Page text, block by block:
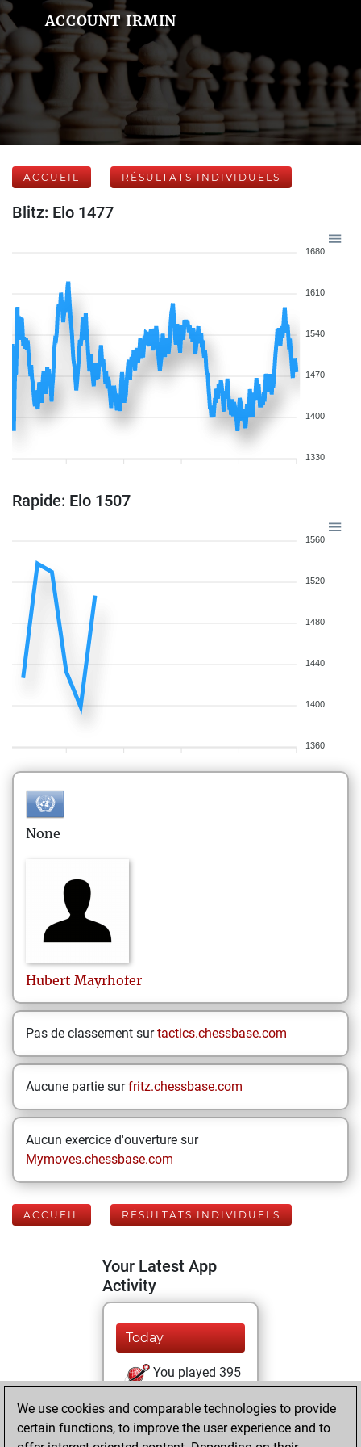
ACCOUNT IRMIN
ACCUEIL RÉSULTATS INDIVIDUELS
Blitz: Elo 1477
1680
1610
1540
1470
1400
1330
Rapide: Elo 1507
1560
1520
1480
1440
1400
1360
None
Hubert Mayrhofer
Pas de classement surtactics.chessbase.com
Aucune partie surfritz.chessbase.com
Aucun exercice d'ouverture sur
Mymoves.chessbase.com
ACCUEIL RÉSULTATS INDIVIDUELS
Your Latest App
Activity
Today
You played 395
You scored
+170 =6 -219 in blitz
We use cookies and comparable technologies to provide
certain functions, to improve the user experience and to